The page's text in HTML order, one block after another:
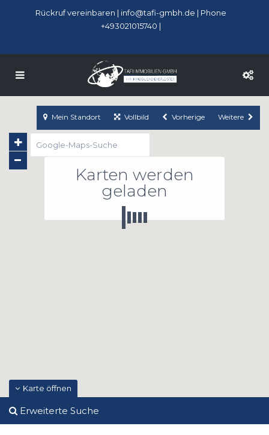
Rückruf vereinbaren | info@tafi-gmbh.de | Phone
+493021015740 |
Karten werden
geladen
Karte öffnen
Mein Standort Vollbild Vorherige Weitere
Erweiterte Suche